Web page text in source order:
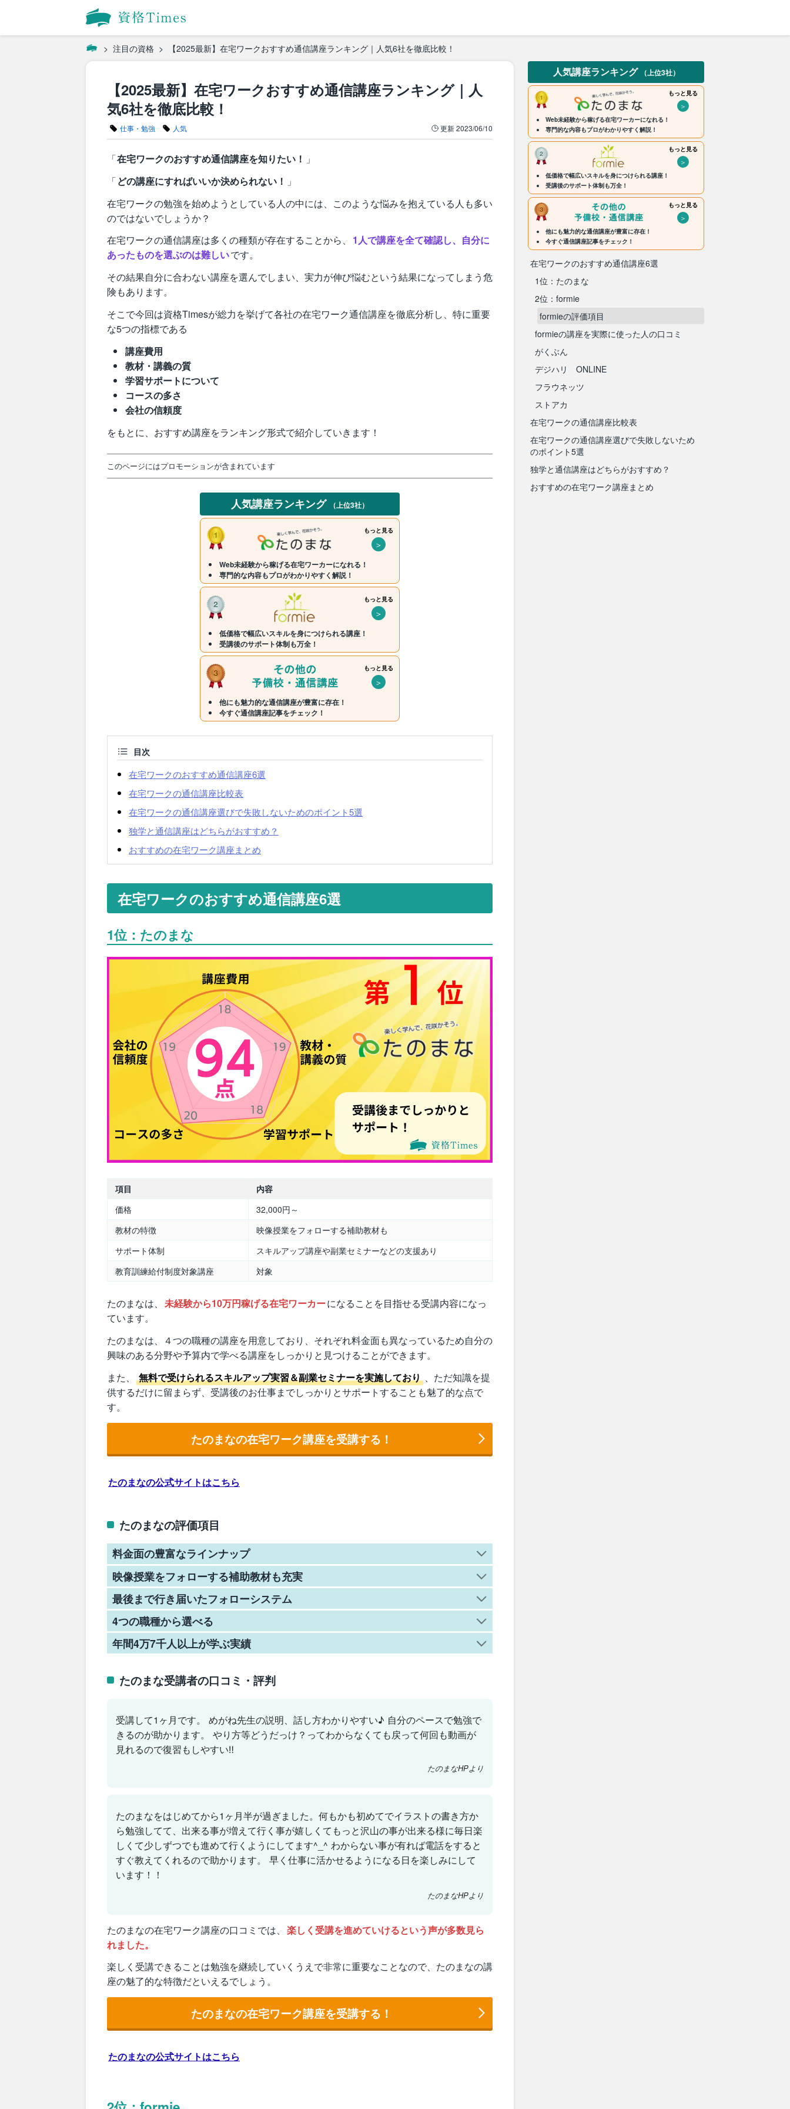
注目の資格 【2025最新】在宅ワークおすすめ通信講座ランキング｜人気6社を徹底比較！
【2025最新】在宅ワークおすすめ通信講座ランキング｜人
気6社を徹底比較！
仕事・勉強 人気 更新2023/06/10
「在宅ワークのおすすめ通信講座を知りたい！ 」
「どの講座にすればいいか決められない！ 」
在宅ワークの勉強を始めようとしている人の中には、このような悩みを抱えている人も多い
のではないでしょうか？
在宅ワークの通信講座は多くの種類が存在することから、
1人で講座を全て確認し、自分に
あったものを選ぶのは難しいです。
その結果自分に合わない講座を選んでしまい、実力が伸び悩むという結果になってしまう危
険もあります。
そこで今回は資格Timesが総力を挙げて各社の在宅ワーク通信講座を徹底分析し、特に重要
な5つの指標である
講座費用
教材・講義の質
学習サポートについて
コースの多さ
会社の信頼度
をもとに、おすすめ講座をランキング形式で紹介していきます！
このページにはプロモーションが含まれています
人気講座ランキング （上位3社）
もっと見る
＞
Web未経験から稼げる在宅ワーカーになれる！
専門的な内容もプロがわかりやすく解説！
もっと見る
＞
低価格で幅広いスキルを身につけられる講座！
受講後のサポート体制も万全！
もっと見る
＞
他にも魅力的な通信講座が豊富に存在！
今すぐ通信講座記事をチェック！
目次
在宅ワークのおすすめ通信講座6選
在宅ワークの通信講座比較表
在宅ワークの通信講座選びで失敗しないためのポイント5選
独学と通信講座はどちらがおすすめ？
おすすめの在宅ワーク講座まとめ
在宅ワークのおすすめ通信講座6選
1位：たのまな
項目
内容
価格
32,000円～
教材の特徴
映像授業をフォローする補助教材も
サポート体制
スキルアップ講座や副業セミナーなどの支援あり
教育訓練給付制度対象講座
対象
たのまなは、 未経験から10万円稼げる在宅ワーカーになることを目指せる受講内容になっ
ています。
たのまなは、４つの職種の講座を用意しており、それぞれ料金面も異なっているため自分の
興味のある分野や予算内で学べる講座をしっかりと見つけることができます。
また、
無料で受けられるスキルアップ実習＆副業セミナーを実施しており 、ただ知識を提
供するだけに留まらず、受講後のお仕事までしっかりとサポートすることも魅了的な点で
す。
たのまなの在宅ワーク講座を受講する！
たのまなの公式サイトはこちら
たのまなの評価項目
料金面の豊富なラインナップ
映像授業をフォローする補助教材も充実
最後まで行き届いたフォローシステム
4つの職種から選べる
年間4万7千人以上が学ぶ実績
たのまな受講者の口コミ・評判
受講して1ヶ月です。 めがね先生の説明、話し方わかりやすい♪ 自分のペースで勉強で
きるのが助かります。 やり方等どうだっけ？ってわからなくても戻って何回も動画が
見れるので復習もしやすい‼︎
たのまなHPより
たのまなをはじめてから1ヶ月半が過ぎました。何もかも初めてでイラストの書き方か
ら勉強してて、出来る事が増えて行く事が嬉しくてもっと沢山の事が出来る様に毎日楽
しくて少しずつでも進めて行くようにしてます^_^ わからない事が有れば電話をすると
すぐ教えてくれるので助かります。 早く仕事に活かせるようになる日を楽しみにして
います！！
たのまなHPより
たのまなの在宅ワーク講座の口コミでは、 楽しく受講を進めていけるという声が多数見ら
れました。
楽しく受講できることは勉強を継続していくうえで非常に重要なことなので、たのまなの講
座の魅了的な特徴だといえるでしょう。
たのまなの在宅ワーク講座を受講する！
たのまなの公式サイトはこちら
人気講座ランキング （上位3社）
もっと見る
＞
Web未経験から稼げる在宅ワーカーになれる！
専門的な内容もプロがわかりやすく解説！
もっと見る
＞
低価格で幅広いスキルを身につけられる講座！
受講後のサポート体制も万全！
もっと見る
＞
他にも魅力的な通信講座が豊富に存在！
今すぐ通信講座記事をチェック！
在宅ワークのおすすめ通信講座6選
1位：たのまな
2位：formie
formieの評価項目
formieの講座を実際に使った人の口コミ
がくぶん
デジハリ ONLINE
フラウネッツ
ストアカ
在宅ワークの通信講座比較表
在宅ワークの通信講座選びで失敗しないため
のポイント5選
独学と通信講座はどちらがおすすめ？
おすすめの在宅ワーク講座まとめ